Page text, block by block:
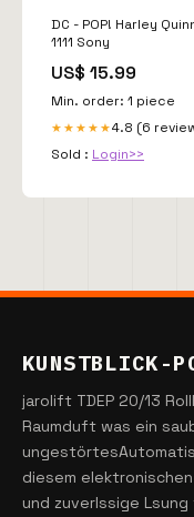
DC - POP! Harley
1111 Sony
US$ 15.99
Min. order: 1 piece
★★★★★4.8 (6
Sold : Login>>
KUNSTBLICK-
jarolift TDEP 20/13
Raumduft was ein
diesem
und zuverlssige